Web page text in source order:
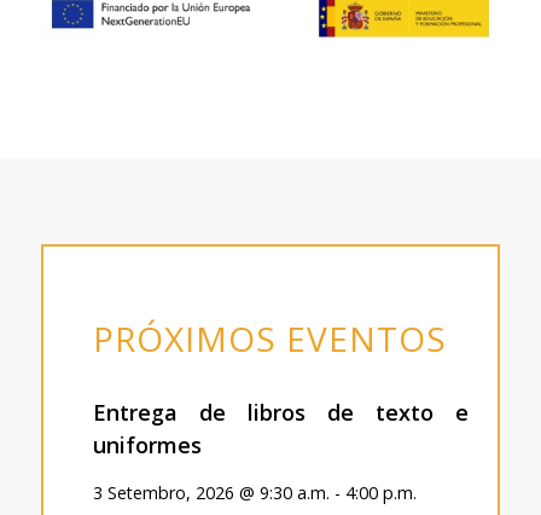
PRÓXIMOS EVENTOS
Entrega de libros de texto e
uniformes
3 Setembro, 2026 @ 9:30 a.m. - 4:00 p.m.